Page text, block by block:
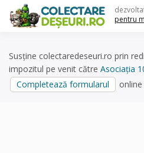
content
pentru
Susține colectaredeseuri.ro prin
impozitul pe venit către Asociația
Completează formularul